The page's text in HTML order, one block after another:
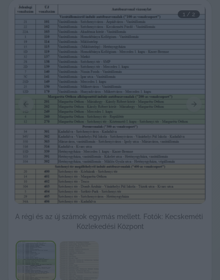
1 / 2
Previous slide Next
A régi és az új számok egymás mellett. Fotók: Kecskeméti
Közlekedési Központ